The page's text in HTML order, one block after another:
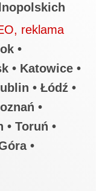
reklama
•
• Katowice •
• Łódź •
•
• Toruń •
•